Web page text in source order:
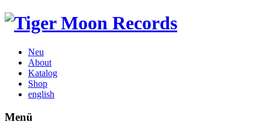
Neu
About
Katalog
Shop
english
Menü